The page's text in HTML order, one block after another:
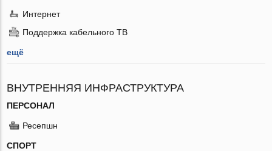
Интернет
Поддержка кабельного ТВ
ещё
ВНУТРЕННЯЯ ИНФРАСТРУКТУРА
ПЕРСОНАЛ
Ресепшн
СПОРТ